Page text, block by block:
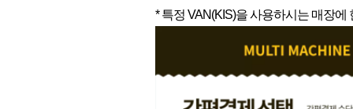
* 특정 VAN(KIS)을 사용하시는 매장에